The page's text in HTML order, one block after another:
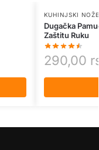
KUHINJSKI
Dugačka
Zaštitu Ruku
290,00